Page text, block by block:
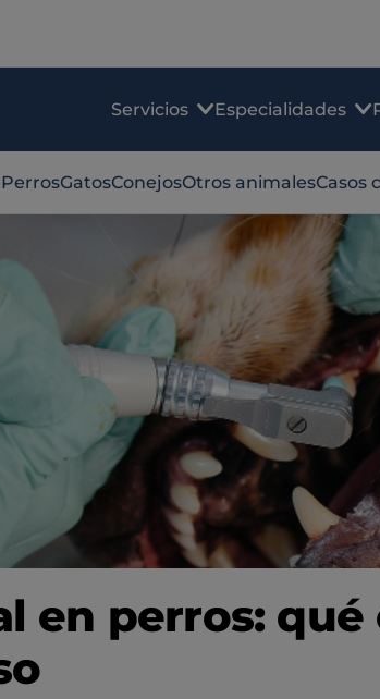
Servicios Especialidades
PerrosGatosConejosOtros animalesCasos
en perros: